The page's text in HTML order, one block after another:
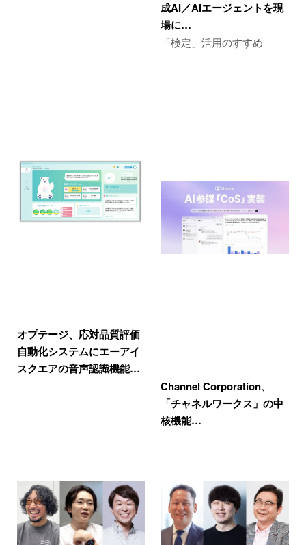
成AI／AIエージェントを現
場に…
「検定」活用のすすめ
オプテージ、応対品質評価
自動化システムにエーアイ
スクエアの音声認識機能…
Channel Corporation、
「チャネルワークス」の中
核機能…